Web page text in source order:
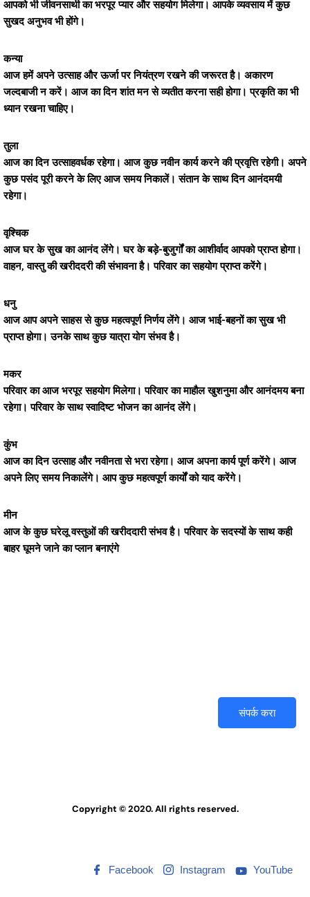
आपको भी जीवनसाथी का भरपूर प्यार और सहयोग मिलेगा। आपके व्यवसाय में कुछ
सुखद अनुभव भी होंगे।
कन्या
आज हमें अपने उत्साह और ऊर्जा पर नियंत्रण रखने की जरूरत है। अकारण
जल्दबाजी न करें। आज का दिन शांत मन से व्यतीत करना सही होगा। प्रकृति का भी
ध्यान रखना चाहिए।
तुला
आज का दिन उत्साहवर्धक रहेगा। आज कुछ नवीन कार्य करने की प्रवृत्ति रहेगी। अपने
कुछ पसंद पूरी करने के लिए आज समय निकालें। संतान के साथ दिन आनंदमयी
रहेगा।
वृश्चिक
आज घर के सुख का आनंद लेंगे। घर के बड़े-बुजुर्गों का आशीर्वाद आपको प्राप्त होगा।
वाहन, वास्तु की खरीददरी की संभावना है। परिवार का सहयोग प्राप्त करेंगे।
धनु
आज आप अपने साहस से कुछ महत्वपूर्ण निर्णय लेंगे। आज भाई-बहनों का सुख भी
प्राप्त होगा। उनके साथ कुछ यात्रा योग संभव है।
मकर
परिवार का आज भरपूर सहयोग मिलेगा। परिवार का माहौल खुशनुमा और आनंदमय बना
रहेगा। परिवार के साथ स्वादिष्ट भोजन का आनंद लेंगे।
कुंभ
आज का दिन उत्साह और नवीनता से भरा रहेगा। आज अपना कार्य पूर्ण करेंगे। आज
अपने लिए समय निकालेंगे। आप कुछ महत्वपूर्ण कार्यों को याद करेंगे।
मीन
आज के कुछ घरेलू वस्तुओं की खरीददारी संभव है। परिवार के सदस्यों के साथ कही
बाहर घूमने जाने का प्लान बनाएंगे
संपर्क करा
Copyright © 2020. All rights reserved.
Facebook Instagram YouTube